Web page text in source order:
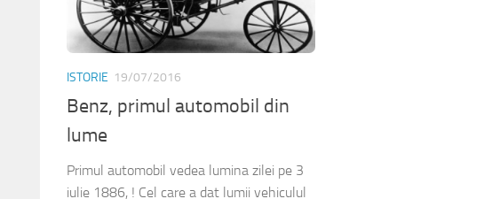
ISTORIE 19/07/2016
Benz, primul automobil din
lume
Primul automobil vedea lumina zilei pe 3
iulie 1886, ! Cel care a dat lumii vehiculul